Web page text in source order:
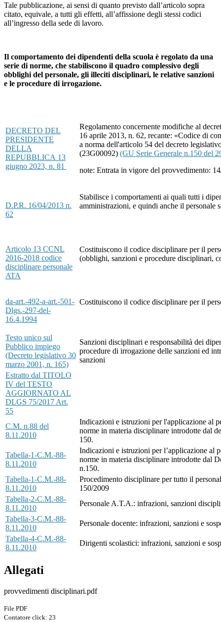
Tale pubblicazione, ai sensi di quanto previsto dall’articolo sopra
citato, equivale, a tutti gli effetti, all’affissione degli stessi codici
all’ingresso della sede di lavoro.
Il comportamento dei dipendenti della scuola è regolato da una
serie di norme, che stabiliscono il quadro complessivo degli
obblighi del personale, gli illeciti disciplinari, le relative sanzioni
e le procedure di irrogazione.
DECRETO DEL
PRESIDENTE
DELLA
REPUBBLICA 13
giugno 2023, n. 81
Regolamento concernente modifiche al
16 aprile 2013, n. 62, recante: «Codice di
a norma dell'articolo 54 del decreto
(23G00092) (GU Serie Generale n.150 del
note: Entrata in vigore del provvedimento:
D.P.R. 16/04/2013 n.
62
Stabilisce i comportamenti ai quali tutti i
amministrazioni, e quindi anche il personale
Articolo 13 CCNL
2016-2018 codice
disciplinare personale
ATA
Costituiscono il codice disciplinare per il
(obblighi, sanzioni e procedure disciplinari,
da-art.-492-a-art.-501-
Dlgs.-297-del-
16.4.1994
Costituiscono il codice disciplinare per il
Testo unico sul
Pubblico impiego
(Decreto legislativo 30
marzo 2001, n. 165)
Sanzioni disciplinari e responsabilità dei
procedure di irrogazione delle sanzioni ed
sanzioni
Estratto dal TITOLO
IV del TESTO
AGGIORNATO AL
DLGS 75/2017 Art.
55
C.M. n.88 del
8.11.2010
Indicazioni e istruzioni per l'applicazione al
norme in materia disciplinare introdotte dal
150.
Tabella-1-C.M.-88-
8.11.2010
Indicazioni e istruzioni per l’applicazione al
norme in materia disciplinare introdotte dal
n.150.
Tabella-1-C.M.-88-
8.11.2010
Procedimento disciplinare per tutto il
150/2009
Tabella-2-C.M.-88-
8.11.2010
Personale A.T.A.: infrazioni, sanzioni
Tabella-3-C.M.-88-
8.11.2010
Personale docente: infrazioni, sanzioni e
Tabella-4-C.M.-88-
8.11.2010
Dirigenti scolastici: infrazioni, sanzioni e
Allegati
provvedimenti disciplinari.pdf
File PDF
Contatore click: 23